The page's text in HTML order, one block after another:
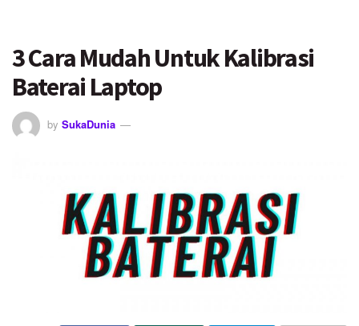
3 Cara Mudah Untuk Kalibrasi
Baterai Laptop
by SukaDunia